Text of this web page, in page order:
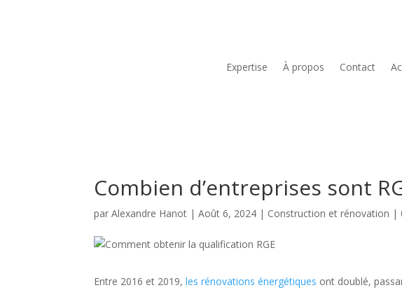
Expertise À propos Contact
Combien d’entreprises sont
parAlexandre Hanot |Août 6, 2024 | Construction et rénovation |
Entre 2016 et 2019,les rénovations énergétiques ont doublé,